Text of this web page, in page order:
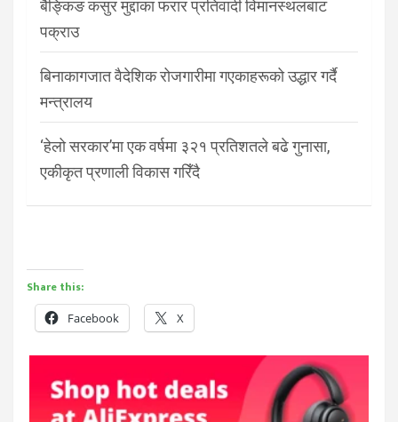
बैङ्किङ कसुर मुद्दाका फरार प्रतिवादी विमानस्थलबाट
पक्राउ
बिनाकागजात वैदेशिक रोजगारीमा गएकाहरूको उद्धार गर्दै
मन्त्रालय
‘हेलो सरकार’मा एक वर्षमा ३२१ प्रतिशतले बढे गुनासा,
एकीकृत प्रणाली विकास गरिँदै
Share this:
Facebook X